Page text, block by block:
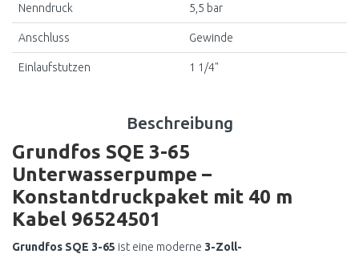
Beschreibung
Grundfos SQE 3-65
Unterwasserpumpe –
Konstantdruckpaket mit 40 m
Kabel 96524501
Grundfos SQE 3-65 ist eine moderne 3-Zoll-
Nenndruck 5,5 bar
Anschluss Gewinde
Einlaufstutzen 1 1/4"